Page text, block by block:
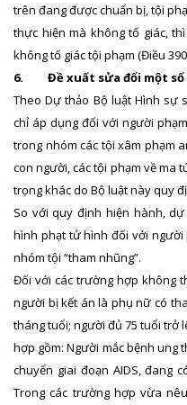
trên đang được chuẩn bị, tội
thực hiện mà không tố giác,
không tố giác tội phạm (Điều
6.
Đề xuất sửa đổi một
Theo Dự thảo Bộ luật Hình sự
chỉ áp dụng đối với người
trong nhóm các tội xâm phạm
con người, các tội phạm về ma
trọng khác do Bộ luật này quy
So với quy định hiện hành,
hình phạt tử hình đối với người
nhóm tội “tham nhũng”.
Đối với các trường hợp không
người bị kết án là phụ nữ có
tháng tuổi; người đủ 75 tuổi trở
hợp gồm: Người mắc bệnh ung
chuyển giai đoạn AIDS, đang
Trong các trường hợp vừa